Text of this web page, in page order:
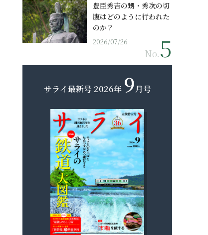
豊臣秀吉の甥・秀次の切
腹はどのように行われた
のか？
2026/07/26
No.
サライ最新号 2026年 9月号